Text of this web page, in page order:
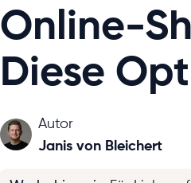
Online-
Diese
Autor
Janis von Bleichert